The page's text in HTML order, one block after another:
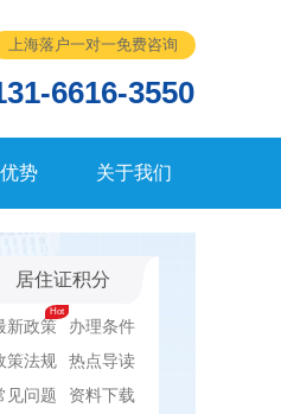
上海落户一对一免费咨询
6616-3550
势 关于我们
居住证积分
新政策
办理条件
策法规
热点导读
见问题
资料下载